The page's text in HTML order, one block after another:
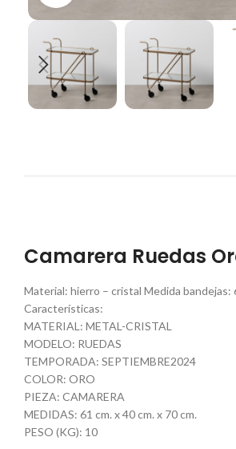
Camarera Ruedas
Material: hierro – cristal Medida
Características:
MATERIAL: METAL-CRISTAL
MODELO: RUEDAS
TEMPORADA: SEPTIEMBRE2024
COLOR: ORO
PIEZA: CAMARERA
MEDIDAS: 61 cm. x 40 cm. x 70 cm.
PESO (KG): 10